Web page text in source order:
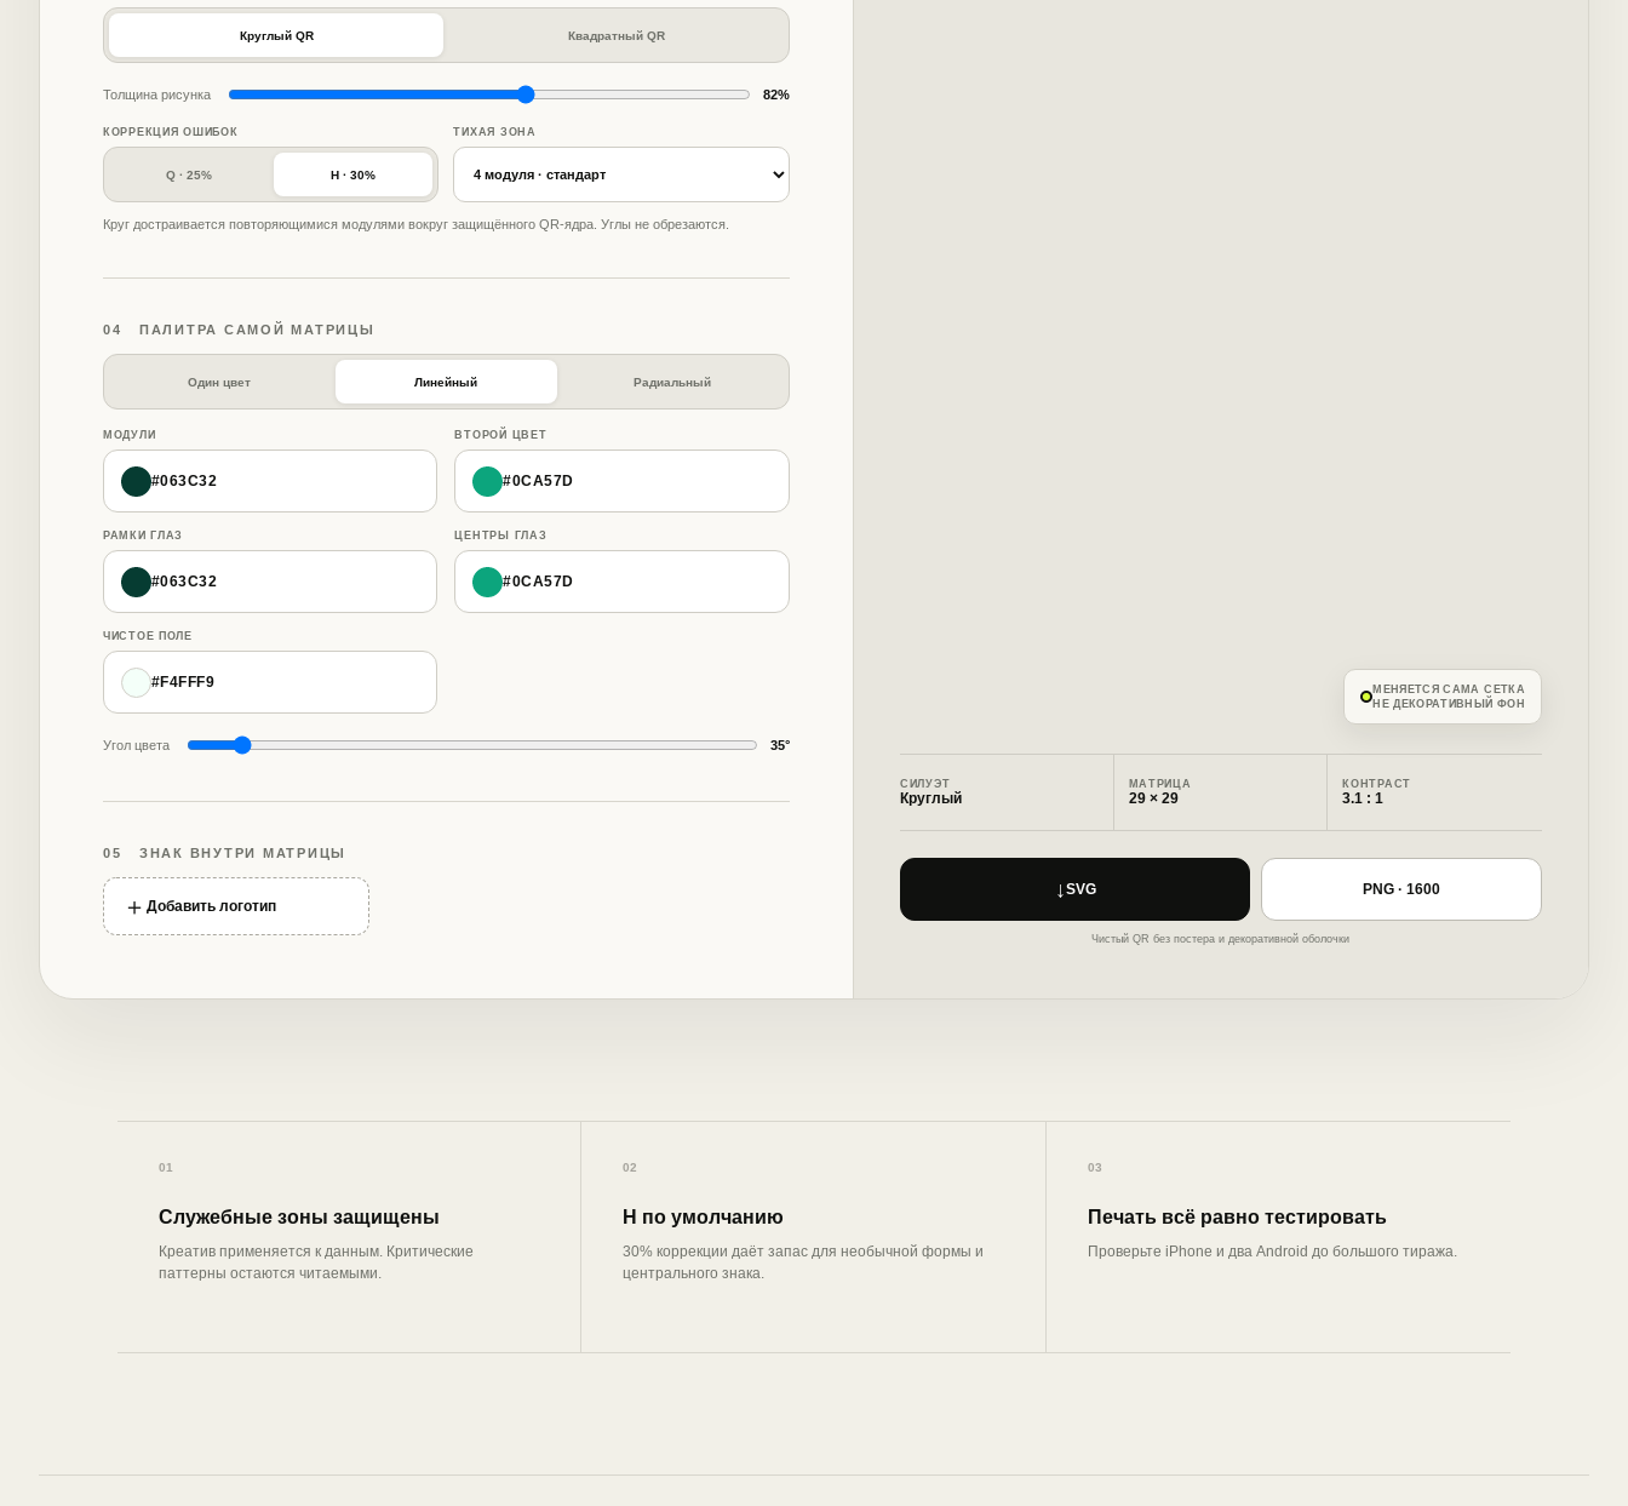
Круглый QR Квадратный QR
Толщина рисунка 82%
КОРРЕКЦИЯ ОШИБОК
Q · 25% H · 30%
ТИХАЯ ЗОНА
Круг достраивается повторяющимися модулями вокруг защищённого QR-ядра. Углы не обрезаются.
04 ПАЛИТРА САМОЙ МАТРИЦЫ
Один цвет Линейный Радиальный
МОДУЛИ
#063C32
ВТОРОЙ ЦВЕТ
#0CA57D
РАМКИ ГЛАЗ
#063C32
ЦЕНТРЫ ГЛАЗ
#0CA57D
ЧИСТОЕ ПОЛЕ
#F4FFF9
Угол цвета 35°
05 ЗНАК ВНУТРИ МАТРИЦЫ
＋ Добавить логотип
МЕНЯЕТСЯ САМА СЕТКА
НЕ ДЕКОРАТИВНЫЙ ФОН
СИЛУЭТ
Круглый
МАТРИЦА
29 × 29
КОНТРАСТ
3.1 : 1
↓SVG PNG · 1600
Чистый QR без постера и декоративной оболочки
01
Служебные зоны защищены
Креатив применяется к данным. Критические
паттерны остаются читаемыми.
02
H по умолчанию
30% коррекции даёт запас для необычной формы и
центрального знака.
03
Печать всё равно тестировать
Проверьте iPhone и два Android до большого тиража.